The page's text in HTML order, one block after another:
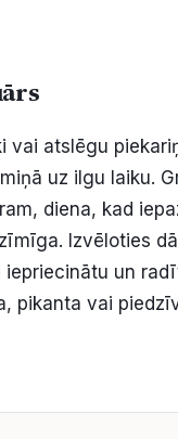
vai atslēgu
uz ilgu laiku.
diena, kad
Izvēloties
un
pikanta vai